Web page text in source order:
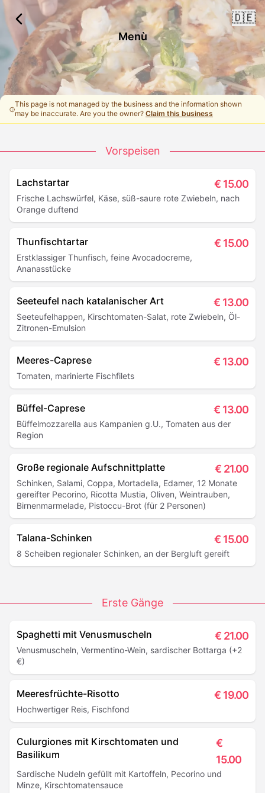
🇩🇪
Menù
This page is not managed by the business and the information shown
may be inaccurate. Are you the owner?Claim this business
Vorspeisen
Lachstartar € 15.00
Frische Lachswürfel, Käse, süß-saure rote Zwiebeln, nach
Orange duftend
Thunfischtartar € 15.00
Erstklassiger Thunfisch, feine Avocadocreme,
Ananasstücke
Seeteufel nach katalanischer Art € 13.00
Seeteufelhappen, Kirschtomaten-Salat, rote Zwiebeln, Öl-
Zitronen-Emulsion
Meeres-Caprese € 13.00
Tomaten, marinierte Fischfilets
Büffel-Caprese € 13.00
Büffelmozzarella aus Kampanien g.U., Tomaten aus der
Region
Große regionale Aufschnittplatte € 21.00
Schinken, Salami, Coppa, Mortadella, Edamer, 12 Monate
gereifter Pecorino, Ricotta Mustia, Oliven, Weintrauben,
Birnenmarmelade, Pistoccu-Brot (für 2 Personen)
Talana-Schinken € 15.00
8 Scheiben regionaler Schinken, an der Bergluft gereift
Erste Gänge
Spaghetti mit Venusmuscheln € 21.00
Venusmuscheln, Vermentino-Wein, sardischer Bottarga (+2
€)
Meeresfrüchte-Risotto € 19.00
Hochwertiger Reis, Fischfond
Culurgiones mit Kirschtomaten und
Basilikum
€
15.00
Sardische Nudeln gefüllt mit Kartoffeln, Pecorino und
Minze, Kirschtomatensauce